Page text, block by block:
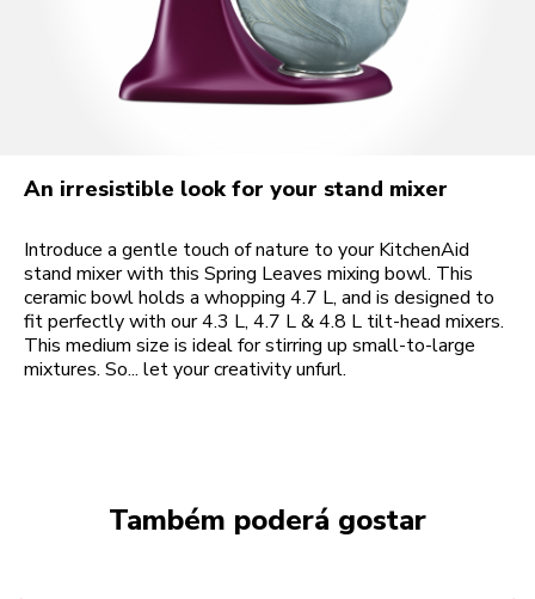
An irresistible look for your stand mixer
Introduce a gentle touch of nature to your KitchenAid
stand mixer with this Spring Leaves mixing bowl. This
ceramic bowl holds a whopping 4.7 L, and is designed to
fit perfectly with our 4.3 L, 4.7 L & 4.8 L tilt-head mixers.
This medium size is ideal for stirring up small-to-large
mixtures. So... let your creativity unfurl.
Também poderá gostar